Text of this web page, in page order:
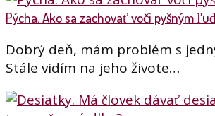
Pýcha. Ako sa zachovať voči pyšným
Dobrý deň, mám problém s
Stále vidím na jeho živote…